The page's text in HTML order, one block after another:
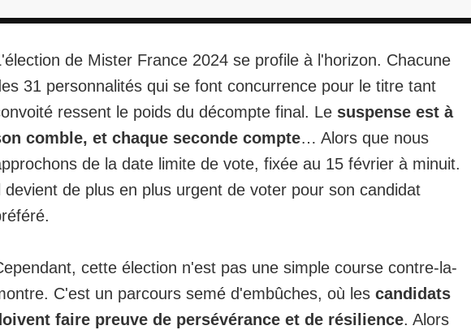
de Mister France 2024 se profile à l'horizon. Chacune
31 personnalités qui se font concurrence pour le titre tant
ressent le poids du décompte final. Le suspense est à
comble, et chaque seconde compte… Alors que nous
de la date limite de vote, fixée au 15 février à minuit.
devient de plus en plus urgent de voter pour son candidat
cette élection n'est pas une simple course contre-la-
C'est un parcours semé d'embûches, où les candidats
faire preuve de persévérance et de résilience. Alors